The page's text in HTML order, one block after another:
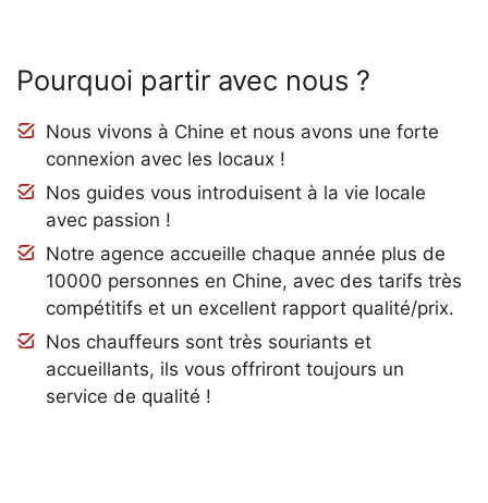
Pourquoi partir avec nous ?
Nous vivons à Chine et nous avons une forte
connexion avec les locaux !
Nos guides vous introduisent à la vie locale
avec passion !
Notre agence accueille chaque année plus de
10000 personnes en Chine, avec des tarifs très
compétitifs et un excellent rapport qualité/prix.
Nos chauffeurs sont très souriants et
accueillants, ils vous offriront toujours un
service de qualité !